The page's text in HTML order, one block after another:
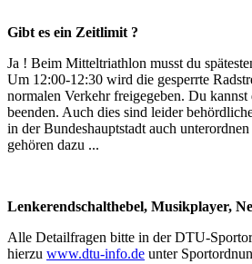
Gibt es ein Zeitlimit ?
Ja ! Beim Mitteltriathlon musst du
Um 12:00-12:30 wird die gesperrte
normalen Verkehr freigegeben. Du kannst
beenden. Auch dies sind leider
in der Bundeshauptstadt auch
gehören dazu ...
Lenkerendschalthebel, Musikplayer,
Alle Detailfragen bitte in der DTU-
hierzu www.dtu-info.de unter